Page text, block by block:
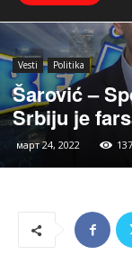
Vesti Politika
Šarović –
Srbiju je
март 24, 2022 137